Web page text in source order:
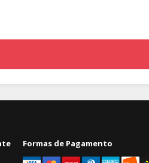
Formas de Pagamento